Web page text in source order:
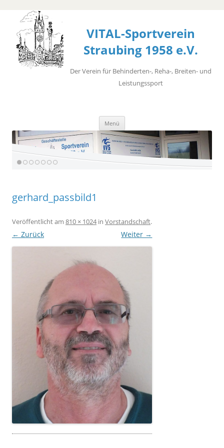
VITAL-Sportverein
Straubing 1958 e.V.
Der Verein für Behinderten-, Reha-, Breiten- und
Leistungssport
Menü
springen
gerhard_passbild1
Veröffentlichtam 810 × 1024 in Vorstandschaft.
← Zurück Weiter →